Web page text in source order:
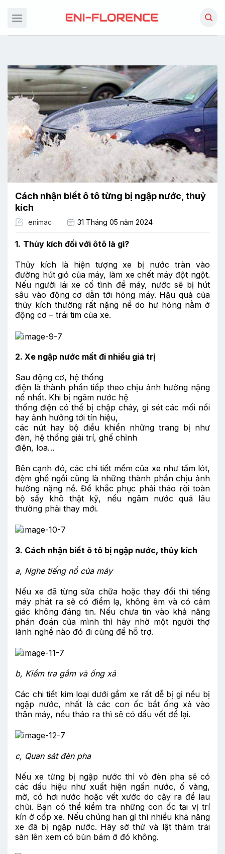
đến
dung
Cách nhận biết ô tô từng bị ngập nước, thuỷ
kích
enimac 31 Tháng 05 năm 2024
1. Thủy kích đối với ôtô là gì?
Thủy kích là hiện tượng xe bị nước tràn vào
đường hút gió của máy, làm xe chết máy đột ngột.
Nếu người lái xe cố tình đề máy, nước sẽ bị hút
sâu vào động cơ dẫn tới hỏng máy. Hậu quả của
thủy kích thường rất nặng nề do hư hỏng nằm ở
động cơ – trái tim của xe.
2. Xe ngập nước mất đi nhiều giá trị
Sau động cơ, hệ thống
điện là thành phần tiếp theo chịu ảnh hưởng nặng
nề nhất. Khi bị ngâm nước hệ
thống điện có thể bị chập cháy, gỉ sét các mối nối
hay ảnh hưởng tới tín hiệu,
các nút hay bộ điều khiển những trang bị như
đèn, hệ thống giải trí, ghế chỉnh
điện, loa…
Bên cạnh đó, các chi tiết mềm của xe như tấm lót,
đệm ghế ngồi cũng là những thành phần chịu ảnh
hưởng nặng nề. Để khắc phục phải tháo rời toàn
bộ sấy khô thật kỹ, nếu ngâm nước quá lâu
thường phải thay mới.
3. Cách nhận biết ô tô bị ngập nước, thủy kích
a, Nghe tiếng nổ của máy
Nếu xe đã từng sửa chữa hoặc thay đổi thì tiếng
máy phát ra sẽ có điểm lạ, không êm và có cảm
giác không đáng tin. Nếu chưa tin vào khả năng
phán đoán của mình thì hãy nhờ một người thợ
lành nghề nào đó đi cùng để hỗ trợ.
b, Kiểm tra gầm và ống xả
Các chi tiết kim loại dưới gầm xe rất dễ bị gỉ nếu bị
ngập nước, nhất là các con ốc bắt ống xả vào
thân máy, nếu tháo ra thì sẽ có dấu vết để lại.
c, Quan sát đèn pha
Nếu xe từng bị ngập nước thì vỏ đèn pha sẽ có
các dấu hiệu như xuất hiện ngấn nước, ố vàng,
mờ, có hơi nước hoặc vết xước do cậy ra để lau
chùi. Bạn có thể kiểm tra những con ốc tại vị trí
kín ở cốp xe. Nếu chúng han gỉ thì nhiều khả năng
xe đã bị ngập nước. Hãy sờ thử và lật thảm trải
sàn lên xem có bùn bám ở đó không.